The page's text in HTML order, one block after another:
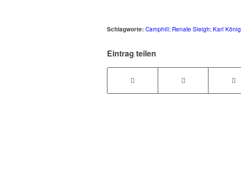
Schlagworte: Camphill; Renate Sleigh; Karl König
Eintrag teilen